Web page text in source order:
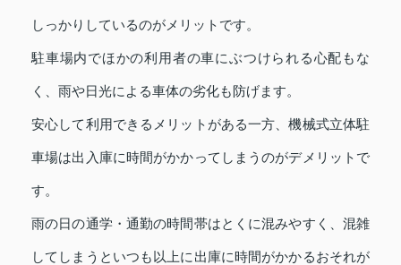
しっかりしているのがメリットです。
駐車場内でほかの利用者の車にぶつけられる心配もな
く、雨や日光による車体の劣化も防げます。
安心して利用できるメリットがある一方、機械式立体駐
車場は出入庫に時間がかかってしまうのがデメリットで
す。
雨の日の通学・通勤の時間帯はとくに混みやすく、混雑
してしまうといつも以上に出庫に時間がかかるおそれが